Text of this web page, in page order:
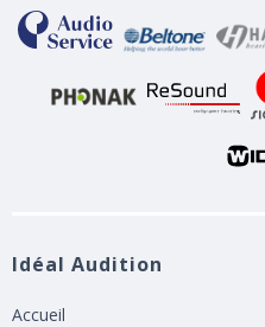
Idéal Audition
Accueil